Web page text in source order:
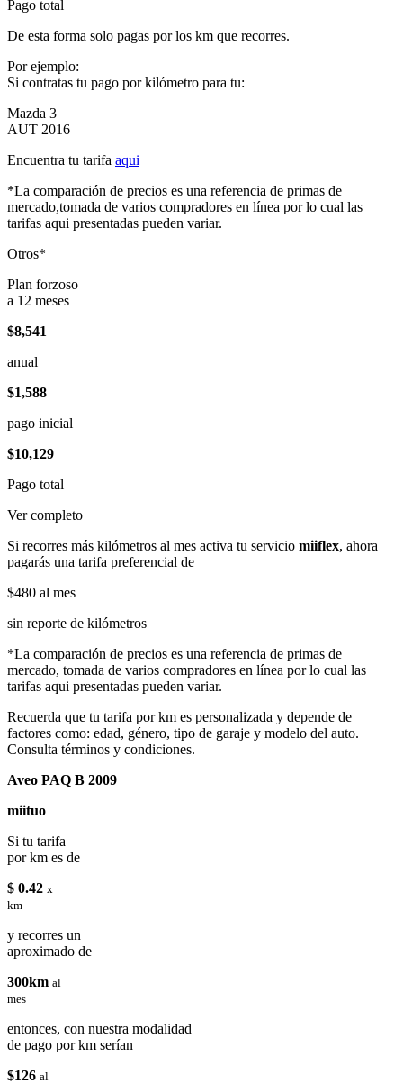
Pago total
De esta forma solo pagas por los km que recorres.
Por ejemplo:
Si contratas tu pago por kilómetro para tu:
Mazda 3
AUT 2016
Encuentra tu tarifa aqui
*La comparación de precios es una referencia de primas de
mercado,tomada de varios compradores en línea por lo cual las
tarifas aqui presentadas pueden variar.
Otros*
Plan forzoso
a 12 meses
$8,541
anual
$1,588
pago inicial
$10,129
Pago total
Ver completo
Si recorres más kilómetros al mes activa tu servicio miiflex, ahora
pagarás una tarifa preferencial de
$480 al mes
sin reporte de kilómetros
*La comparación de precios es una referencia de primas de
mercado, tomada de varios compradores en línea por lo cual las
tarifas aqui presentadas pueden variar.
Recuerda que tu tarifa por km es personalizada y depende de
factores como: edad, género, tipo de garaje y modelo del auto.
Consulta términos y condiciones.
Aveo PAQ B 2009
miituo
Si tu tarifa
por km es de
$ 0.42 x
km
y recorres un
aproximado de
300km al
mes
entonces, con nuestra modalidad
de pago por km serían
$126 al